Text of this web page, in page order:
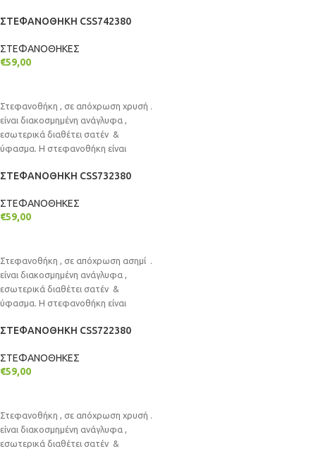
ΣΤΕΦΑΝΟΘΗΚΗ CSS742380
ΣΤΕΦΑΝΟΘΗΚΕΣ
€59,00
Στεφανοθήκη , σε απόχρωση χρυσή .
είναι διακοσμημένη ανάγλυφα ,
εσωτερικά διαθέτει σατέν &
ύφασμα. Η στεφανοθήκη είναι
ΣΤΕΦΑΝΟΘΗΚΗ CSS732380
ΣΤΕΦΑΝΟΘΗΚΕΣ
€59,00
Στεφανοθήκη , σε απόχρωση ασημί .
είναι διακοσμημένη ανάγλυφα ,
εσωτερικά διαθέτει σατέν &
ύφασμα. Η στεφανοθήκη είναι
ΣΤΕΦΑΝΟΘΗΚΗ CSS722380
ΣΤΕΦΑΝΟΘΗΚΕΣ
€59,00
Στεφανοθήκη , σε απόχρωση χρυσή .
είναι διακοσμημένη ανάγλυφα ,
εσωτερικά διαθέτει σατέν &